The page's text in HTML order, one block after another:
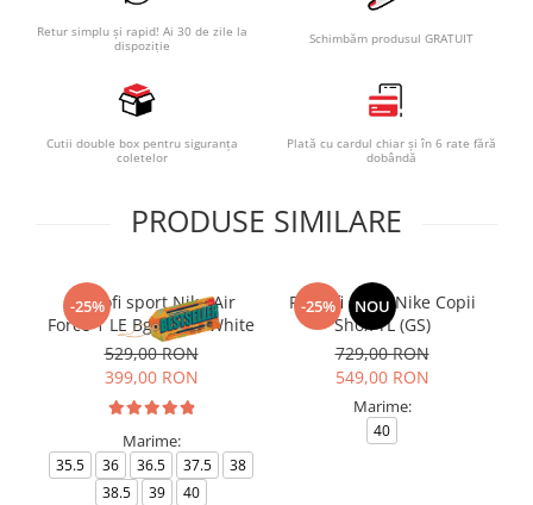
Retur simplu și rapid! Ai 30 de zile la
dispoziție
Schimbăm produsul GRATUIT
Cutii double box pentru siguranța
coletelor
Plată cu cardul chiar și în 6 rate fără
dobândă
PRODUSE SIMILARE
-25%
Pantofi sport Nike Air
Force 1 LE Bg Triple White
529,00 RON
399,00 RON
Marime:
35.5 36 36.5 37.5
38
38.5
39 40
-25% NOU
Pantofi sport Nike Copii
Shox TL (GS)
729,00 RON
549,00 RON
Marime:
40